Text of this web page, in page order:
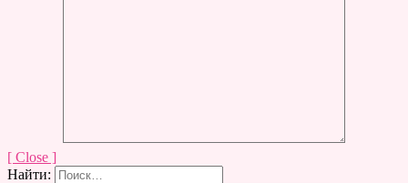
[ Close ]
Найти: